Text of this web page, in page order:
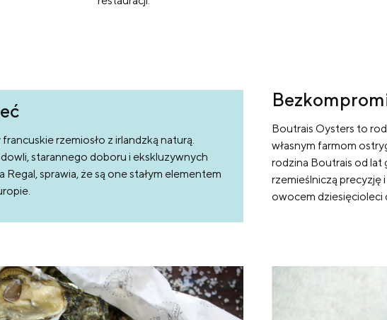
rzemiosło z irlandzką naturą.
starannego doboru i ekskluzywnych
Regal, sprawia, że są one stałym elementem
Boutrais Oysters to
własnym farmom
rodzina Boutrais od lat
rzemieślniczą precyzję
owocem dziesięcioleci